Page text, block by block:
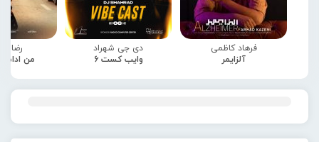
فرهاد کاظمی
آلزایمر
دی جی شهراد
وایب کست 6
رضا
من